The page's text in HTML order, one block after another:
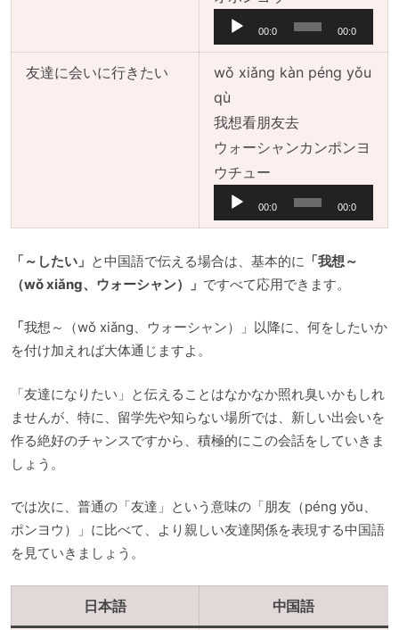
声
プ
レ
ヤ
ー
00:0
0
00:0
0
友達に会いに行きたい
wǒ xiǎng kàn péng yǒu
qù
我想看朋友去
ウォーシャンカンポンヨ
ウチュー音
プ
ー
ヤ
ー
00:0
0
00:0
0
「～したい」 と中国語で伝える場合は、基本的に 「我想～
（wǒ xiǎng、ウォーシャン）」 ですべて応用できます。
「我想～（wǒ xiǎng、ウォーシャン）」以降に、何をしたいか
を付け加えれば大体通じますよ。
「友達になりたい」と伝えることはなかなか照れ臭いかもしれ
ませんが、特に、留学先や知らない場所では、新しい出会いを
作る絶好のチャンスですから、積極的にこの会話をしていきま
しょう。
では次に、普通の「友達」という意味の「朋友（péng yŏu、
ポンヨウ）」に比べて、より親しい友達関係を表現する中国語
を見ていきましょう。
日本語 中国語